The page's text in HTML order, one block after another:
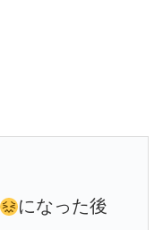
になった後